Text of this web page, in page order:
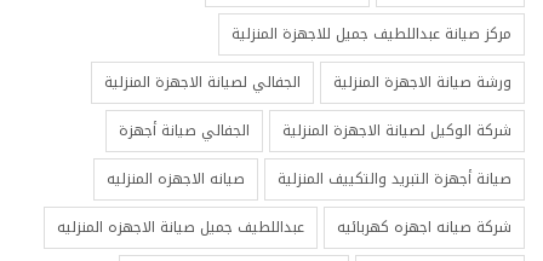
مركز صيانة عبداللطيف جميل للاجهزة المنزلية
ورشة صيانة الاجهزة المنزلية
الجفالي لصيانة الاجهزة المنزلية
شركة الوكيل لصيانة الاجهزة المنزلية
الجفالي صيانة أجهزة
صيانة أجهزة التبريد والتكييف المنزلية
صيانه الاجهزه المنزليه
شركة صيانه اجهزه كهربائيه
عبداللطيف جميل صيانة الاجهزه المنزليه